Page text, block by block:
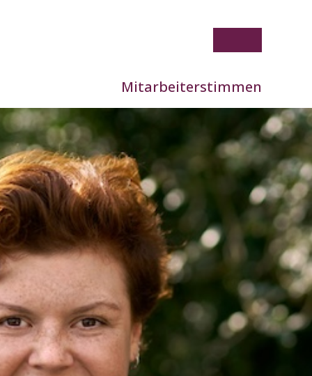
Mitarbeiterstimmen